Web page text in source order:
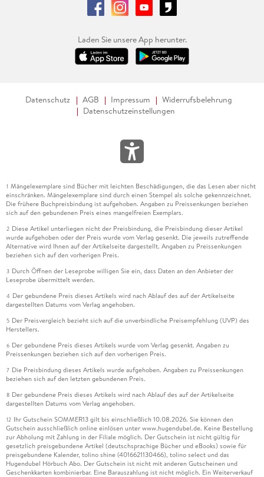
Laden Sie unsere App herunter.
Datenschutz AGB Impressum
Widerrufsbelehrung
Datenschutzeinstellungen
1 Mängelexemplare sind Bücher mit leichten Beschädigungen, die das Lesen aber nicht
einschränken. Mängelexemplare sind durch einen Stempel als solche gekennzeichnet.
Die frühere Buchpreisbindung ist aufgehoben. Angaben zu Preissenkungen beziehen
sich auf den gebundenen Preis eines mangelfreien Exemplars.
2 Diese Artikel unterliegen nicht der Preisbindung, die Preisbindung dieser Artikel
wurde aufgehoben oder der Preis wurde vom Verlag gesenkt. Die jeweils zutreffende
Alternative wird Ihnen auf der Artikelseite dargestellt. Angaben zu Preissenkungen
beziehen sich auf den vorherigen Preis.
3 Durch Öffnen der Leseprobe willigen Sie ein, dass Daten an den Anbieter der
Leseprobe übermittelt werden.
4 Der gebundene Preis dieses Artikels wird nach Ablauf des auf der Artikelseite
dargestellten Datums vom Verlag angehoben.
5 Der Preisvergleich bezieht sich auf die unverbindliche Preisempfehlung (UVP) des
Herstellers.
6 Der gebundene Preis dieses Artikels wurde vom Verlag gesenkt. Angaben zu
Preissenkungen beziehen sich auf den vorherigen Preis.
7 Die Preisbindung dieses Artikels wurde aufgehoben. Angaben zu Preissenkungen
beziehen sich auf den letzten gebundenen Preis.
8 Der gebundene Preis dieses Artikels wird nach Ablauf des auf der Artikelseite
dargestellten Datums vom Verlag angehoben.
12 Ihr Gutschein SOMMER13 gilt bis einschließlich 10.08.2026. Sie können den
Gutschein ausschließlich online einlösen unter www.hugendubel.de. Keine Bestellung
zur Abholung mit Zahlung in der Filiale möglich. Der Gutschein ist nicht gültig für
gesetzlich preisgebundene Artikel (deutschsprachige Bücher und eBooks) sowie für
preisgebundene Kalender, tolino shine (4016621130466), tolino select und das
Hugendubel Hörbuch Abo. Der Gutschein ist nicht mit anderen Gutscheinen und
Geschenkkarten kombinierbar. Eine Barauszahlung ist nicht möglich. Ein Weiterverkauf